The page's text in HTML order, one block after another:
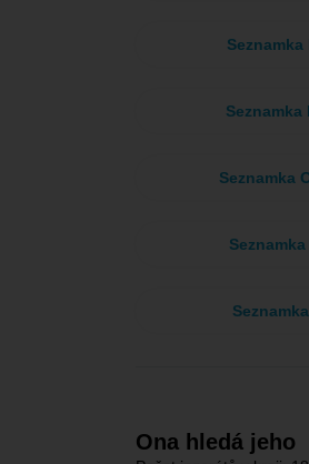
Seznamka
Ona hledá jeho